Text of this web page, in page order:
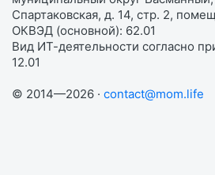
Спартаковская, д. 14, стр. 2,
ОКВЭД (основной): 62.01
Вид ИТ-деятельности согласно
12.01
© 2014—2026 · contact@mom.life